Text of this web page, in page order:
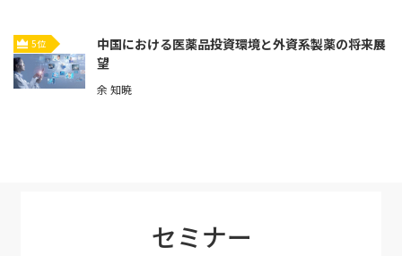
5位
中国における医薬品投資環境と外資系製薬の将来展
望
余 知暁
セミナー